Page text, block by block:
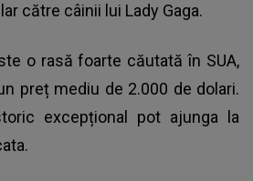
către câinii lui Lady Gaga.
o rasă foarte căutată în SUA,
preț mediu de 2.000 de dolari.
excepțional pot ajunga la